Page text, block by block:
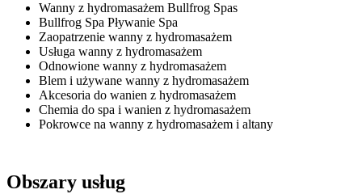
Wanny z hydromasażem Bullfrog Spas
Bullfrog Spa Pływanie Spa
Zaopatrzenie wanny z hydromasażem
Usługa wanny z hydromasażem
Odnowione wanny z hydromasażem
Blem i używane wanny z hydromasażem
Akcesoria do wanien z hydromasażem
Chemia do spa i wanien z hydromasażem
Pokrowce na wanny z hydromasażem i altany
Obszary usług